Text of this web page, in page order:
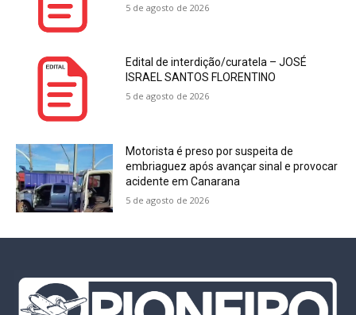
5 de agosto de 2026
Edital de interdição/curatela – JOSÉ
ISRAEL SANTOS FLORENTINO
5 de agosto de 2026
Motorista é preso por suspeita de
embriaguez após avançar sinal e provocar
acidente em Canarana
5 de agosto de 2026